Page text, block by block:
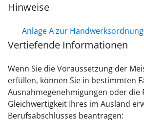
Hinweise
Anlage A zur Handwerksordnung
Vertiefende Informationen
Wenn Sie die Voraussetzung der
erfüllen, können Sie in bestimmten
Ausnahmegenehmigungen oder die
Gleichwertigkeit Ihres im Ausland
Berufsabschlusses beantragen: